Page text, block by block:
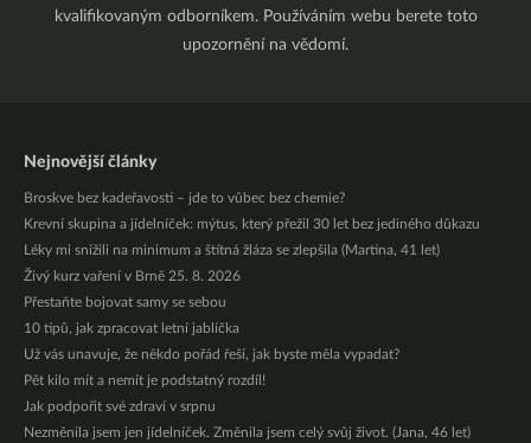
kvalifikovaným odborníkem. Používáním webu berete toto
upozornění na vědomí.
Nejnovější články
Broskve bez kadeřavosti – jde to vůbec bez chemie?
Krevní skupina a jídelníček: mýtus, který přežil 30 let bez jediného důkazu
Léky mi snížili na minimum a štítná žláza se zlepšila (Martina, 41 let)
Živý kurz vaření v Brně 25. 8. 2026
Přestaňte bojovat samy se sebou
10 tipů, jak zpracovat letní jablíčka
Už vás unavuje, že někdo pořád řeší, jak byste měla vypadat?
Pět kilo mít a nemít je podstatný rozdíl!
Jak podpořit své zdraví v srpnu
Nezměnila jsem jen jídelníček. Změnila jsem celý svůj život. (Jana, 46 let)